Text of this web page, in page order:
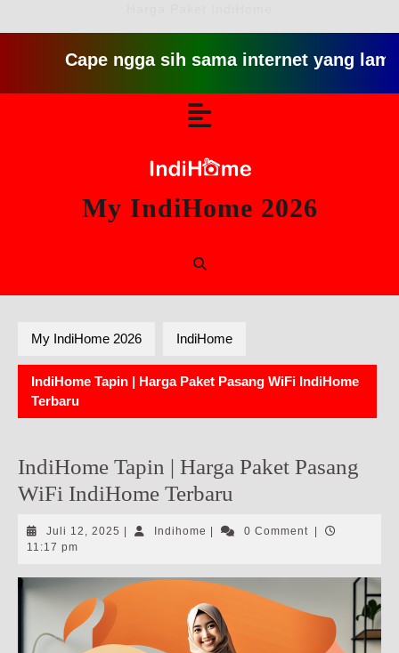
Cape ngga sih sama internet yang
My IndiHome 2026
My IndiHome 2026 IndiHome
IndiHome Tapin | Harga Paket Pasang WiFi IndiHome
Terbaru
IndiHome Tapin | Harga Paket Pasang
WiFi IndiHome Terbaru
Juli 12, 2025 Juli
Indihome Indihome0 Comment
11:17 pm